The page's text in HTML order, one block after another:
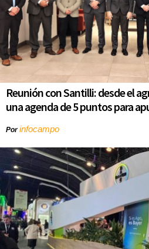
Reunión con Santilli: desde el
una agenda de 5 puntos para
Porinfocampo